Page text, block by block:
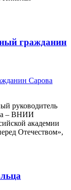
гражданин
руководитель
– ВНИИ
академии
Отечеством»,